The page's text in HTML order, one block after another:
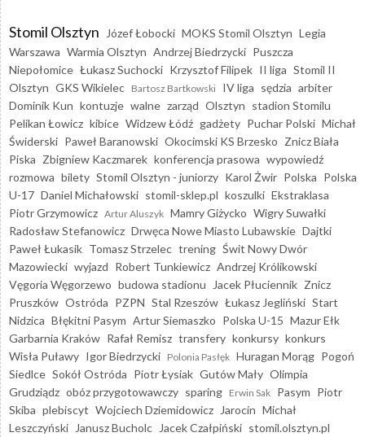
Stomil Olsztyn Józef Łobocki MOKS Stomil Olsztyn Legia
Warszawa Warmia Olsztyn Andrzej Biedrzycki Puszcza
Niepołomice Łukasz Suchocki Krzysztof Filipek II liga Stomil II
Olsztyn GKS Wikielec Bartosz Bartkowski IV liga sędzia arbiter
Dominik Kun kontuzje walne zarząd Olsztyn stadion Stomilu
Pelikan Łowicz kibice Widzew Łódź gadżety Puchar Polski Michał
Świderski Paweł Baranowski Okocimski KS Brzesko Znicz Biała
Piska Zbigniew Kaczmarek konferencja prasowa wypowiedź
rozmowa bilety Stomil Olsztyn - juniorzy Karol Żwir Polska Polska
U-17 Daniel Michałowski stomil-sklep.pl koszulki Ekstraklasa
Piotr Grzymowicz Artur Aluszyk Mamry Giżycko Wigry Suwałki
Radosław Stefanowicz Drwęca Nowe Miasto Lubawskie Dajtki
Paweł Łukasik Tomasz Strzelec trening Świt Nowy Dwór
Mazowiecki wyjazd Robert Tunkiewicz Andrzej Królikowski
Vęgoria Węgorzewo budowa stadionu Jacek Płuciennik Znicz
Pruszków Ostróda PZPN Stal Rzeszów Łukasz Jegliński Start
Nidzica Błękitni Pasym Artur Siemaszko Polska U-15 Mazur Ełk
Garbarnia Kraków Rafał Remisz transfery konkursy konkurs
Wisła Puławy Igor Biedrzycki Polonia Pasłęk Huragan Morąg Pogoń
Siedlce Sokół Ostróda Piotr Łysiak Gutów Mały Olimpia
Grudziądz obóz przygotowawczy sparing Erwin Sak Pasym Piotr
Skiba plebiscyt Wojciech Dziemidowicz Jarocin Michał
Leszczyński
Janusz Bucholc Jacek Czałpiński stomil.olsztyn.pl